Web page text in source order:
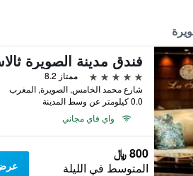
5 نجوم
ممتاز 8.2
شارع محمد الخامس, الصويرة, المغرب
0.0 كيلومتر عن وسط المدينة
واي فاي مجاني
800 ﷼
المتوسط في الليلة